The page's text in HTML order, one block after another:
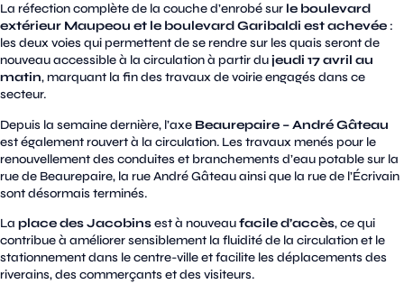
La réfection complète de la couche d’enrobé sur le boulevard
extérieur Maupeou et le boulevard Garibaldi est achevée :
les deux voies qui permettent de se rendre sur les quais seront de
nouveau accessible à la circulation à partir dujeudi 17 avril au
matin, marquant la fin des travaux de voirie engagés dans ce
secteur.
Depuis la semaine dernière, l’axe Beaurepaire – André Gâteau
est également rouvert à la circulation. Les travaux menés pour le
renouvellement des conduites et branchements d’eau potable sur la
rue de Beaurepaire, la rue André Gâteau ainsi que la rue de l’Écrivain
sont désormais terminés.
La place des Jacobinsest à nouveaufacile d’accès, ce qui
contribue à améliorer sensiblement la fluidité de la circulation et le
stationnement dans le centre-ville et facilite les déplacements des
riverains, des commerçants et des visiteurs.